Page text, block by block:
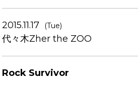
2015.11.17 (Tue)
代々木Zher the ZOO
Rock Survivor